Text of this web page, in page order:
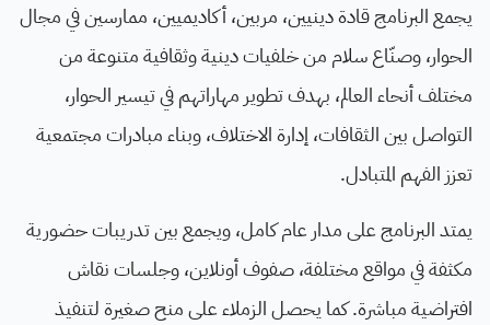
يجمع البرنامج قادة دينيين، مربين، أكاديميين، ممارسين في مجال
الحوار، وصنّاع سلام من خلفيات دينية وثقافية متنوعة من
مختلف أنحاء العالم، بهدف تطوير مهاراتهم في تيسير الحوار،
التواصل بين الثقافات، إدارة الاختلاف، وبناء مبادرات مجتمعية
تعزز الفهم المتبادل.
يمتد البرنامج على مدار عام كامل، ويجمع بين تدريبات حضورية
مكثفة في مواقع مختلفة، صفوف أونلاين، وجلسات نقاش
افتراضية مباشرة. كما يحصل الزملاء على منح صغيرة لتنفيذ